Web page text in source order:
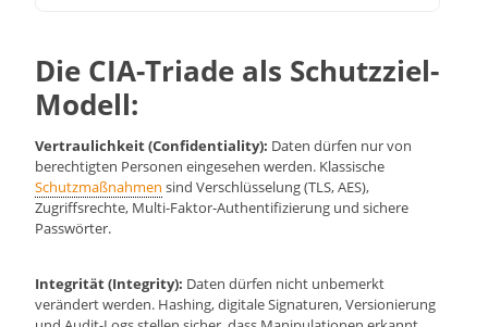
Die CIA-Triade als Schutzziel-
Modell:
Vertraulichkeit (Confidentiality): Daten dürfen nur von
berechtigten Personen eingesehen werden. Klassische
Schutzmaßnahmen sind Verschlüsselung (TLS, AES),
Zugriffsrechte, Multi-Faktor-Authentifizierung und sichere
Passwörter.
Integrität (Integrity): Daten dürfen nicht unbemerkt
verändert werden. Hashing, digitale Signaturen, Versionierung